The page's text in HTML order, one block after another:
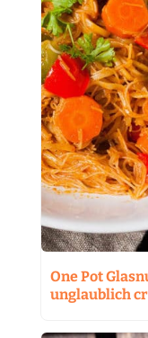
One Pot
unglaublich